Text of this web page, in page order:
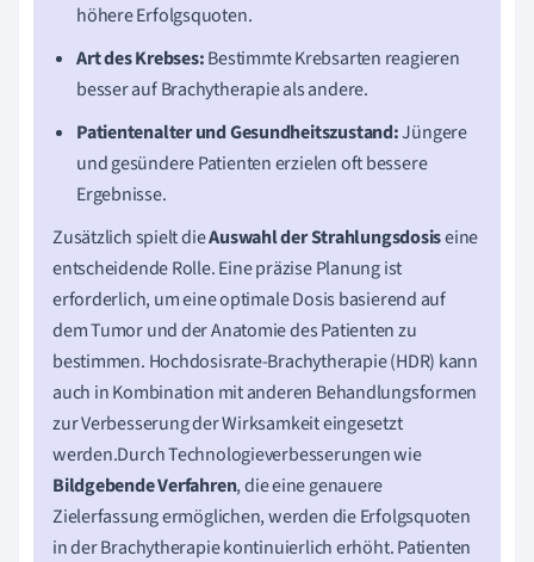
höhere Erfolgsquoten.
Art des Krebses:Bestimmte Krebsarten reagieren
besser auf Brachytherapie als andere.
Patientenalter und Gesundheitszustand:Jüngere
und gesündere Patienten erzielen oft bessere
Ergebnisse.
Zusätzlich spielt dieAuswahl der Strahlungsdosiseine
entscheidende Rolle. Eine präzise Planung ist
erforderlich, um eine optimale Dosis basierend auf
dem Tumor und der Anatomie des Patienten zu
bestimmen. Hochdosisrate-Brachytherapie (HDR) kann
auch in Kombination mit anderen Behandlungsformen
zur Verbesserung der Wirksamkeit eingesetzt
werden.Durch Technologieverbesserungen wie
Bildgebende Verfahren, die eine genauere
Zielerfassung ermöglichen, werden die Erfolgsquoten
in der Brachytherapie kontinuierlich erhöht. Patienten